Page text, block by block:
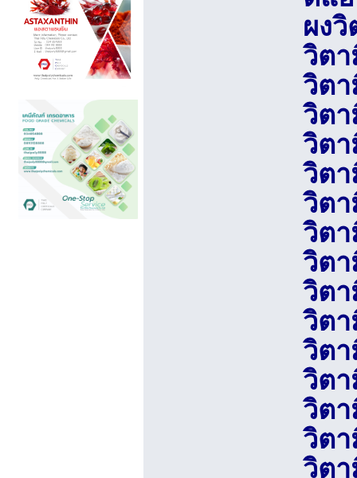
ผง
วิต
วิต
วิต
วิตา
วิต
วิตา
วิต
วิต
วิต
วิตา
วิต
วิต
วิต
วิต
วิต